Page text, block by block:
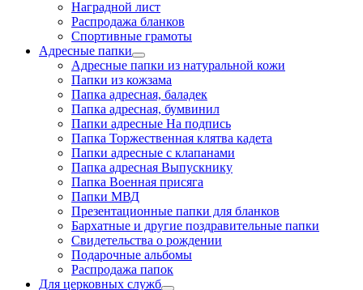
Наградной лист
Распродажа бланков
Спортивные грамоты
Адресные папки
Адресные папки из натуральной кожи
Папки из кожзама
Папка адресная, баладек
Папка адресная, бумвинил
Папки адресные На подпись
Папка Торжественная клятва кадета
Папки адресные с клапанами
Папка адресная Выпускнику
Папка Военная присяга
Папки МВД
Презентационные папки для бланков
Бархатные и другие поздравительные папки
Свидетельства о рождении
Подарочные альбомы
Распродажа папок
Для церковных служб